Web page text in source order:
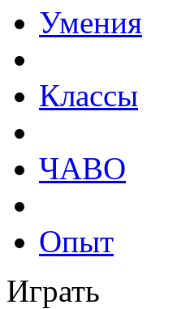
Умения
Классы
ЧАВО
Опыт
Играть